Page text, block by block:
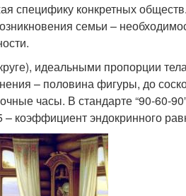
специфику конкретных
семьи –
идеальными пропорции
– половина фигуры, до
часы. В стандарте “90-60-
коэффициент эндокринного